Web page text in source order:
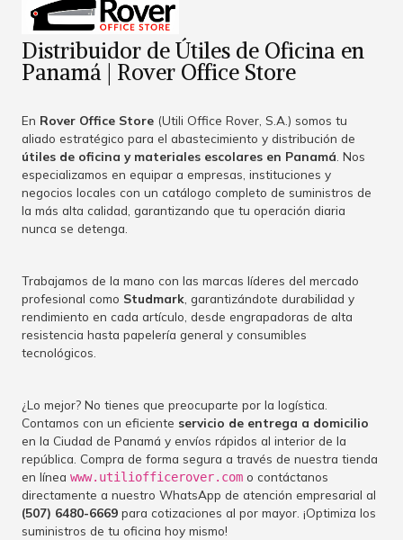
Distribuidor de Útiles de Oficina en
Panamá | Rover Office Store
En Rover Office Store (Utili Office Rover, S.A.) somos tu
aliado estratégico para el abastecimiento y distribución de
útiles de oficina y materiales escolares en Panamá. Nos
especializamos en equipar a empresas, instituciones y
negocios locales con un catálogo completo de suministros de
la más alta calidad, garantizando que tu operación diaria
nunca se detenga.
Trabajamos de la mano con las marcas líderes del mercado
profesional como Studmark, garantizándote durabilidad y
rendimiento en cada artículo, desde engrapadoras de alta
resistencia hasta papelería general y consumibles
tecnológicos.
¿Lo mejor? No tienes que preocuparte por la logística.
Contamos con un eficiente servicio de entrega a domicilio
en la Ciudad de Panamá y envíos rápidos al interior de la
república. Compra de forma segura a través de nuestra tienda
en línea www.utiliofficerover.com o contáctanos
directamente a nuestro WhatsApp de atención empresarial al
(507) 6480-6669 para cotizaciones al por mayor. ¡Optimiza los
suministros de tu oficina hoy mismo!